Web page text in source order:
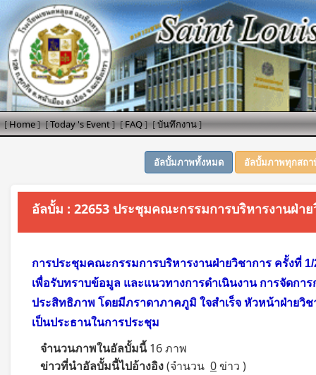
[Home] [Today 's Event] [FAQ] [บันทึกงาน]
อัลบั้มภาพทั้งหมด อัลบั้มภาพทุกสถา
อัลบั้ม : 22653 ประชุมคณะกรรมการบริหารงานฝ่า
การประชุมคณะกรรมการบริหารงานฝ่ายวิชาการ ครั้งที่
เพื่อรับทราบข้อมูล และแนวทางการดำเนินงาน การจัดกา
ประสิทธิภาพ โดยมีภราดาภาคภูมิ ใจสำเร็จ หัวหน้าฝ่ายวิช
เป็นประธานในการประชุม
จำนวนภาพในอัลบั้มนี้16 ภาพ
ข่าวที่นำอัลบั้มนี้ไปอ้างอิง(จำนวน 0ข่าว )